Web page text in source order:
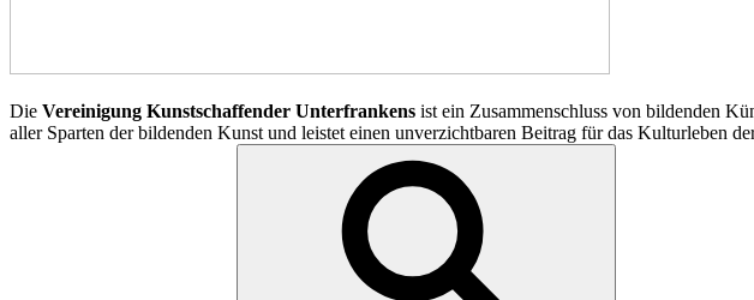
Die Vereinigung Kunstschaffender Unterfrankens ist ein Zusammenschluss von bildenden
aller Sparten der bildenden Kunst und leistet einen unverzichtbaren Beitrag für das Kulturleben